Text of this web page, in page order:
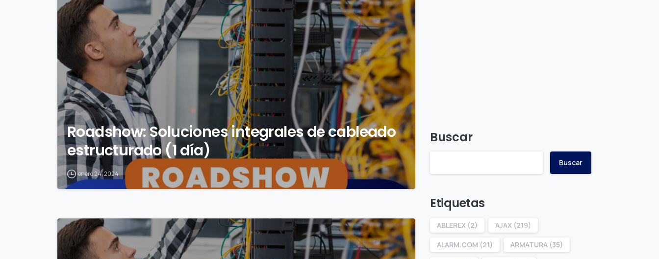
0
Roadshow: Soluciones integrales de cableado
estructurado (1 día)
enero 24, 2024
0
Buscar
Buscar
Etiquetas
ABLEREX (2) AJAX (219)
ALARM.COM (21) ARMATURA (35)